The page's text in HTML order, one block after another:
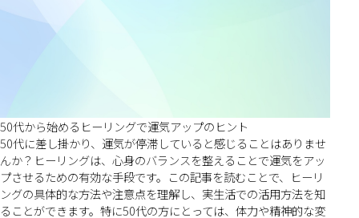
50代から始めるヒーリングで運気アップのヒント
50代に差し掛かり、運気が停滞していると感じることはありませ
んか？ヒーリングは、心身のバランスを整えることで運気をアッ
プさせるための有効な手段です。この記事を読むことで、ヒーリ
ングの具体的な方法や注意点を理解し、実生活での活用方法を知
ることができます。特に50代の方にとっては、体力や精神的な変